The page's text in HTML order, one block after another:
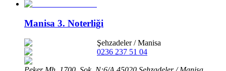
Manisa 3. Noterliği
Şehzadeler/Manisa
0236 237 51 04